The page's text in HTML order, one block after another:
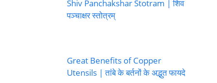
Shiv Panchakshar Stotram | शिव
पञ्चाक्षर स्तोत्रम्
Great Benefits of Copper
Utensils | तांबे के बर्तनों के अद्भुत फायदे